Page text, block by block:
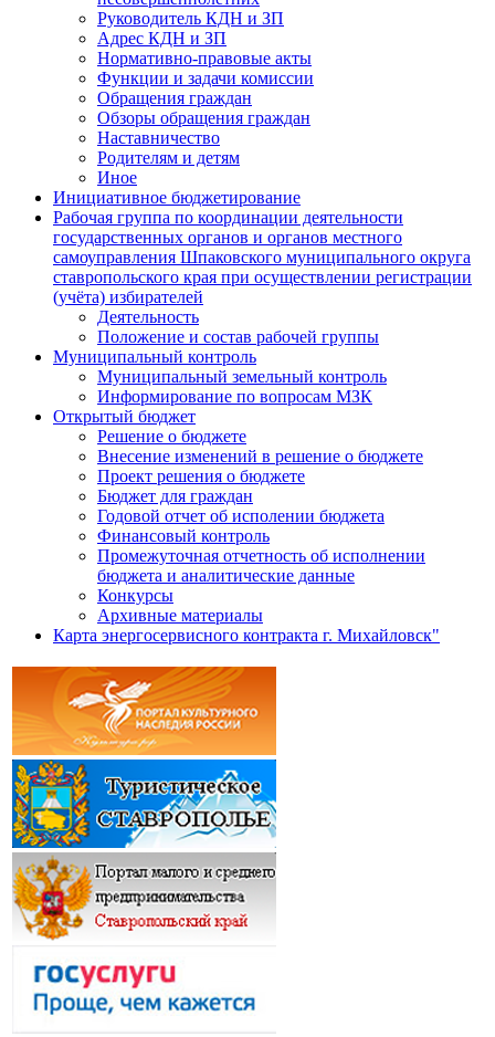
Руководитель КДН и ЗП
Адрес КДН и ЗП
Нормативно-правовые акты
Функции и задачи комиссии
Обращения граждан
Обзоры обращения граждан
Наставничество
Родителям и детям
Иное
Инициативное бюджетирование
Рабочая группа по координации деятельности
государственных органов и органов местного
самоуправления Шпаковского муниципального округа
ставропольского края при осуществлении регистрации
(учёта) избирателей
Деятельность
Положение и состав рабочей группы
Муниципальный контроль
Муниципальный земельный контроль
Информирование по вопросам МЗК
Открытый бюджет
Решение о бюджете
Внесение изменений в решение о бюджете
Проект решения о бюджете
Бюджет для граждан
Годовой отчет об исполении бюджета
Финансовый контроль
Промежуточная отчетность об исполнении
бюджета и аналитические данные
Конкурсы
Архивные материалы
Карта энергосервисного контракта г. Михайловск"